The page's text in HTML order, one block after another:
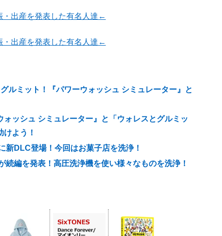
出産を発表した有名人達←
出産を発表した有名人達←
ルミット！『パワーウォッシュ シミュレーター』と
ッシュ シミュレーター』と「ウォレスとグルミッ
よう！
新DLC登場！今回はお菓子店を洗浄！
続編を発表！高圧洗浄機を使い様々なものを洗浄！